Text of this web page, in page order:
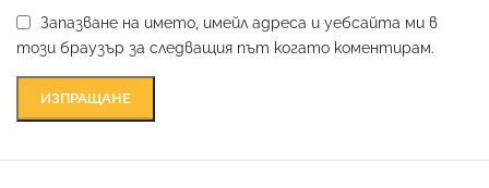
Запазване на името, имейл адреса и уебсайта ми в
този браузър за следващия път когато коментирам.